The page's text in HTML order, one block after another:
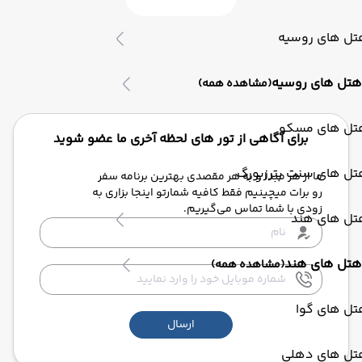
های روسیه
هتل های روسیه(مشاهده همه)
های مسکو
های سنت پترزبورگ
های هند
هتل های هند(مشاهده همه)
های گوا
های دهلی
برای آگاهی از تور های لحظه آخری ما عضو شوید
ما از هر مبدا و به هر مقصدی بهترین برنامه سفر
رو برات میچینیم فقط کافیه شمارتو اینجا بزاری به
زودی با شما تماس می‌گیریم.
ارسال